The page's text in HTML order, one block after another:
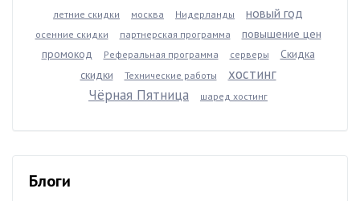
летние скидки
москва Нидерланды новый год
осенние скидки партнерская программа
повышение цен
промокод
Реферальная программа серверы
Скидка
скидки
Технические работы
хостинг
Чёрная Пятница
шаред хостинг
Блоги